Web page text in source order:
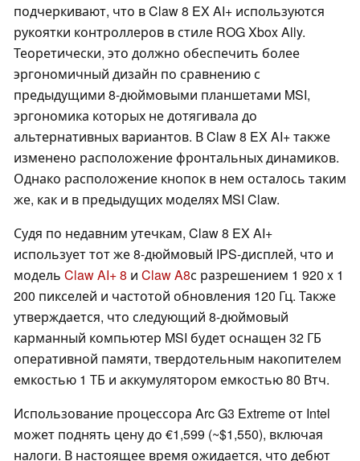
подчеркивают, что в Claw 8 EX AI+ используются
рукоятки контроллеров в стиле ROG Xbox Ally.
Теоретически, это должно обеспечить более
эргономичный дизайн по сравнению с
предыдущими 8-дюймовыми планшетами MSI,
эргономика которых не дотягивала до
альтернативных вариантов. В Claw 8 EX AI+ также
изменено расположение фронтальных динамиков.
Однако расположение кнопок в нем осталось таким
же, как и в предыдущих моделях MSI Claw.
Судя по недавним утечкам, Claw 8 EX AI+
использует тот же 8-дюймовый IPS-дисплей, что и
модель Claw AI+ 8 и Claw A8с разрешением 1 920 x 1
200 пикселей и частотой обновления 120 Гц. Также
утверждается, что следующий 8-дюймовый
карманный компьютер MSI будет оснащен 32 ГБ
оперативной памяти, твердотельным накопителем
емкостью 1 ТБ и аккумулятором емкостью 80 Втч.
Использование процессора Arc G3 Extreme от Intel
может поднять цену до €1,599 (~$1,550), включая
налоги. В настоящее время ожидается, что дебют